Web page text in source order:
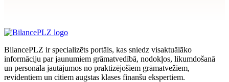
BilancePLZ ir specializēts portāls, kas sniedz visaktuālāko
informāciju par jaunumiem grāmatvedībā, nodokļos, likumdošanā
un personāla jautājumos no praktizējošiem grāmatvežiem,
revidentiem un citiem augstas klases finanšu ekspertiem.